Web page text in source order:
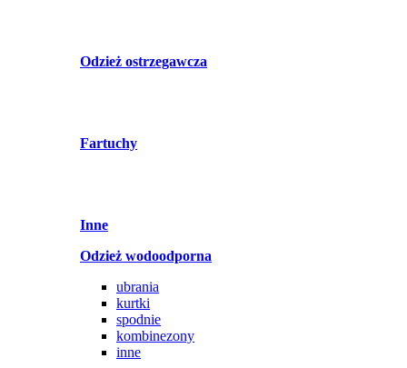
Odzież ostrzegawcza
Fartuchy
Inne
Odzież wodoodporna
ubrania
kurtki
spodnie
kombinezony
inne